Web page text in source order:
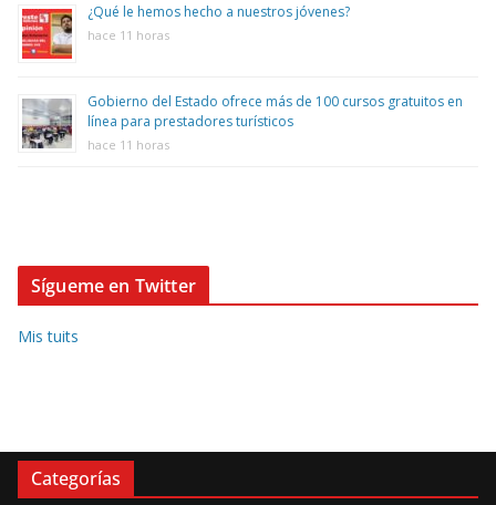
¿Qué le hemos hecho a nuestros jóvenes?
hace 11 horas
Gobierno del Estado ofrece más de 100 cursos gratuitos en
línea para prestadores turísticos
hace 11 horas
Sígueme en Twitter
Mis tuits
Categorías